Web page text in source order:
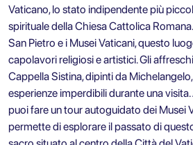
Vaticano, lo stato indipendente più
spirituale della Chiesa Cattolica
San Pietro e i Musei Vaticani, questo
capolavori religiosi e artistici. Gli
Cappella Sistina, dipinti da
esperienze imperdibili durante una
puoi fare untour autoguidato dei Musei
permette di esplorare il passato di